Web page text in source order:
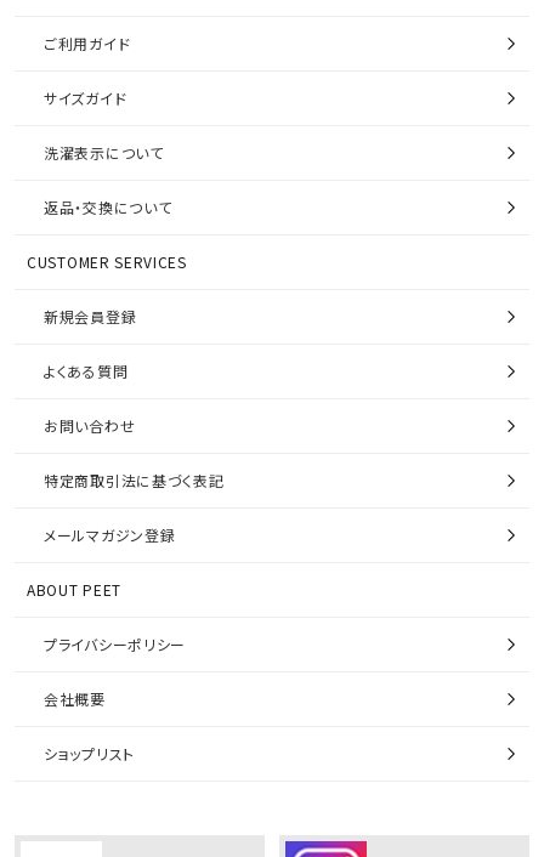
ご利用ガイド
サイズガイド
洗濯表示について
返品・交換について
CUSTOMER SERVICES
新規会員登録
よくある質問
お問い合わせ
特定商取引法に基づく表記
メールマガジン登録
ABOUT PEET
プライバシーポリシー
会社概要
ショップリスト